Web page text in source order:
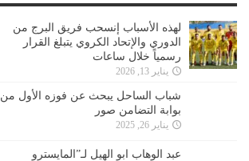
لهذه الأسباب إنسحب فريق البرج من
الدوري والإتحاد الكروي يتبلغ القرار
رسمياً خلال ساعات
يناير 13, 2026
شباب الساحل يبحث عن فوزه الأول من
بوابة التضامن صور
يناير 26, 2025
عبد الوهاب ابو الهيل لـ”المايسترو